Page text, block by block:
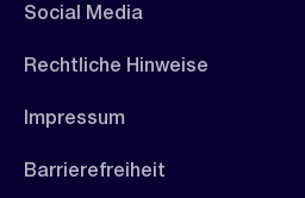
Social Media
Rechtliche Hinweise
Impressum
Barrierefreiheit